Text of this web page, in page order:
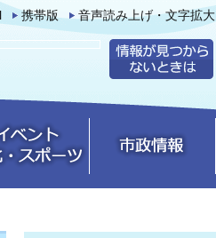
携帯版 音声読み上げ・文字拡大